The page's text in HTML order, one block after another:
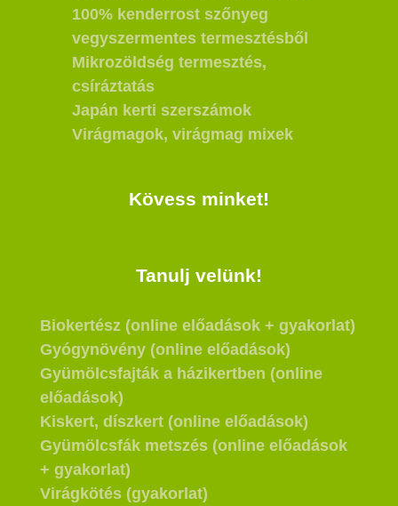
100% kenderrost szőnyeg
vegyszermentes termesztésből
Mikrozöldség termesztés,
csíráztatás
Japán kerti szerszámok
Virágmagok, virágmag mixek
Kövess minket!
Tanulj velünk!
Biokertész (online előadások + gyakorlat)
Gyógynövény (online előadások)
Gyümölcsfajták a házikertben (online
előadások)
Kiskert, díszkert (online előadások)
Gyümölcsfák metszés (online előadások
+ gyakorlat)
Virágkötés (gyakorlat)